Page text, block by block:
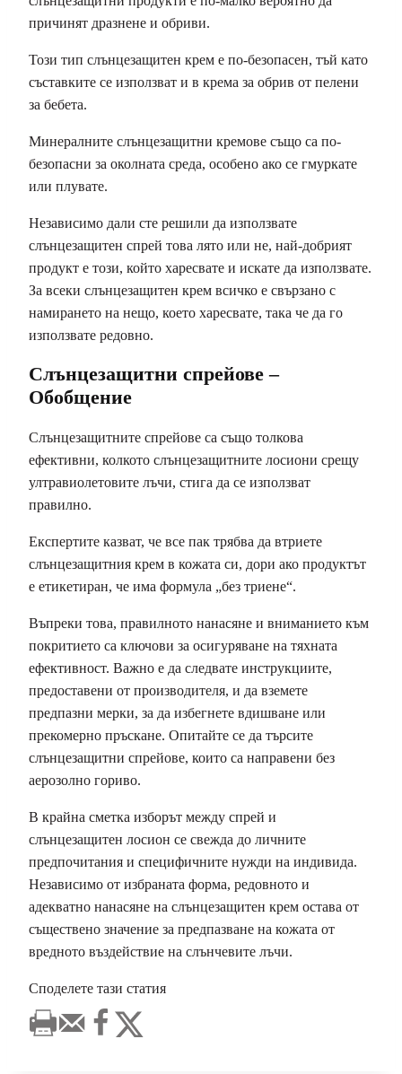
причинят дразнене и обриви.
Този тип слънцезащитен крем е по-безопасен, тъй като
съставките се използват и в крема за обрив от пелени
за бебета.
Минералните слънцезащитни кремове също са по-
безопасни за околната среда, особено ако се гмуркате
или плувате.
Независимо дали сте решили да използвате
слънцезащитен спрей това лято или не, най-добрият
продукт е този, който харесвате и искате да използвате.
За всеки слънцезащитен крем всичко е свързано с
намирането на нещо, което харесвате, така че да го
използвате редовно.
Слънцезащитни спрейове –
Обобщение
Слънцезащитните спрейове са също толкова
ефективни, колкото слънцезащитните лосиони срещу
ултравиолетовите лъчи, стига да се използват
правилно.
Експертите казват, че все пак трябва да втриете
слънцезащитния крем в кожата си, дори ако продуктът
е етикетиран, че има формула „без триене“.
Въпреки това, правилното нанасяне и вниманието към
покритието са ключови за осигуряване на тяхната
ефективност. Важно е да следвате инструкциите,
предоставени от производителя, и да вземете
предпазни мерки, за да избегнете вдишване или
прекомерно пръскане. Опитайте се да търсите
слънцезащитни спрейове, които са направени без
аерозолно гориво.
В крайна сметка изборът между спрей и
слънцезащитен лосион се свежда до личните
предпочитания и специфичните нужди на индивида.
Независимо от избраната форма, редовното и
адекватно нанасяне на слънцезащитен крем остава от
съществено значение за предпазване на кожата от
вредното въздействие на слънчевите лъчи.
Споделете тази статия